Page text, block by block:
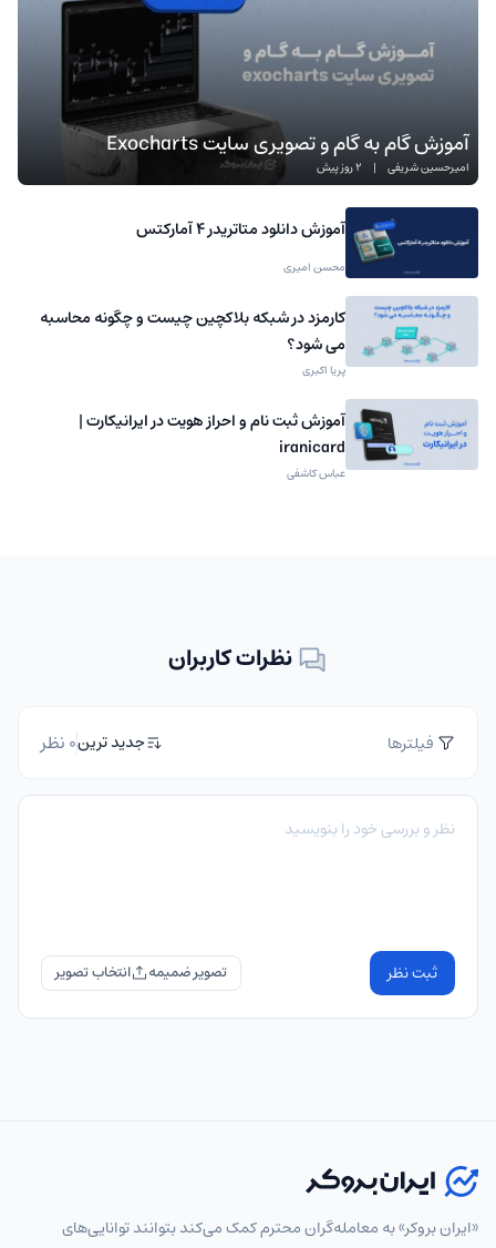
آموزش گام به گام و تصویری سایت Exocharts
امیرحسین شریفی | 2 روز پیش
آموزش دانلود متاتریدر 4 آمارکتس
محسن امیری
کارمزد در شبکه بلاکچین چیست و چگونه محاسبه
می شود؟
پریا اکبری
آموزش ثبت نام و احراز هویت در ایرانیکارت |
iranicard
عباس کاشفی
نظرات کاربران
فیلترها جدید ترین0 نظر
ثبت نظر تصویر ضمیمه
«ایران بروکر» به معامله‌گران محترم کمک می‌کند بتوانند توانایی‌های